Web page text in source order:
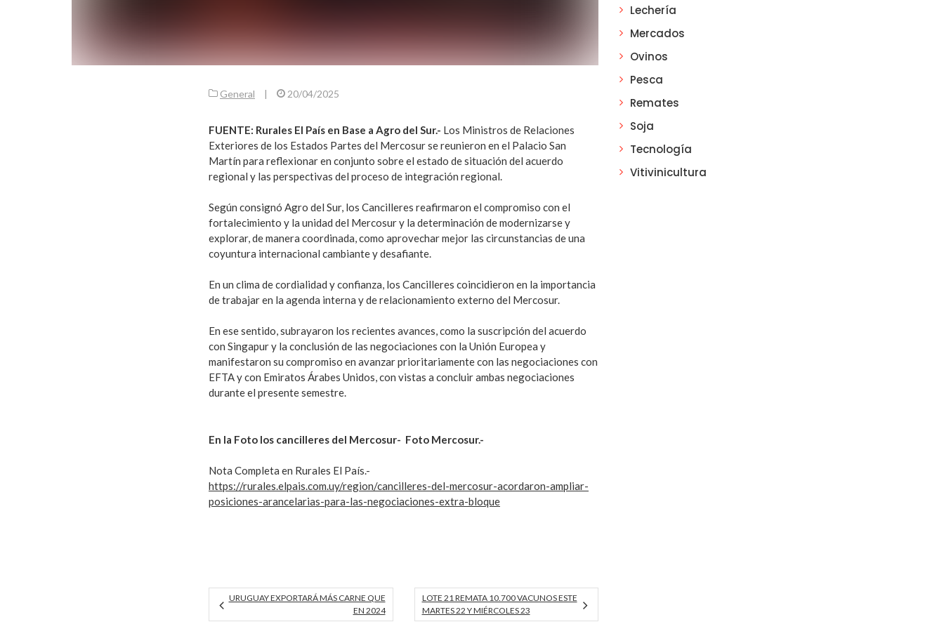
General | 20/04/2025
FUENTE: Rurales El País en Base a Agro del Sur.- Los Ministros de Relaciones
Exteriores de los Estados Partes del Mercosur se reunieron en el Palacio San
Martín para reflexionar en conjunto sobre el estado de situación del acuerdo
regional y las perspectivas del proceso de integración regional.
Según consignó Agro del Sur, los Cancilleres reafirmaron el compromiso con el
fortalecimiento y la unidad del Mercosur y la determinación de modernizarse y
explorar, de manera coordinada, como aprovechar mejor las circunstancias de una
coyuntura internacional cambiante y desafiante.
En un clima de cordialidad y confianza, los Cancilleres coincidieron en la importancia
de trabajar en la agenda interna y de relacionamiento externo del Mercosur.
En ese sentido, subrayaron los recientes avances, como la suscripción del acuerdo
con Singapur y la conclusión de las negociaciones con la Unión Europea y
manifestaron su compromiso en avanzar prioritariamente con las negociaciones con
EFTA y con Emiratos Árabes Unidos, con vistas a concluir ambas negociaciones
durante el presente semestre.
En la Foto los cancilleres del Mercosur- Foto Mercosur.-
Nota Completa en Rurales El País.-
https://rurales.elpais.com.uy/region/cancilleres-del-mercosur-acordaron-ampliar-
posiciones-arancelarias-para-las-negociaciones-extra-bloque
URUGUAY EXPORTARÁ MÁS CARNE QUE
EN 2024
LOTE 21 REMATA 10.700 VACUNOS ESTE
MARTES 22 Y MIÉRCOLES 23
Lechería
Mercados
Ovinos
Pesca
Remates
Soja
Tecnología
Vitivinicultura